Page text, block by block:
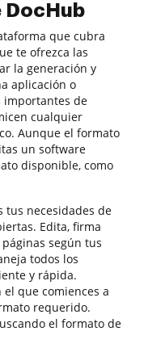
DocHub
que cubra
te ofrezca las
la generación y
aplicación o
importantes de
cualquier
Aunque el formato
un software
disponible, como
tus necesidades de
Edita, firma
según tus
todos los
y rápida.
que comiences a
requerido.
el formato de